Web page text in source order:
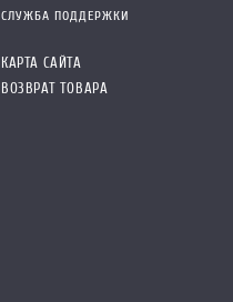
СЛУЖБА ПОДДЕРЖКИ
КАРТА САЙТА
ВОЗВРАТ ТОВАРА